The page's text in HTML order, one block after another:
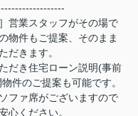
営業スタッフがその場で
物件もご提案、そのまま
だきます。
だき住宅ローン説明(事前
件のご提案も可能です。
ファ席がございますので
心ください。